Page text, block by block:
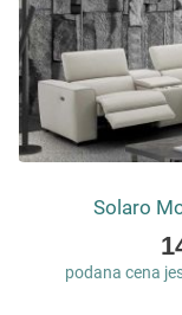
Solaro
As
podana cena